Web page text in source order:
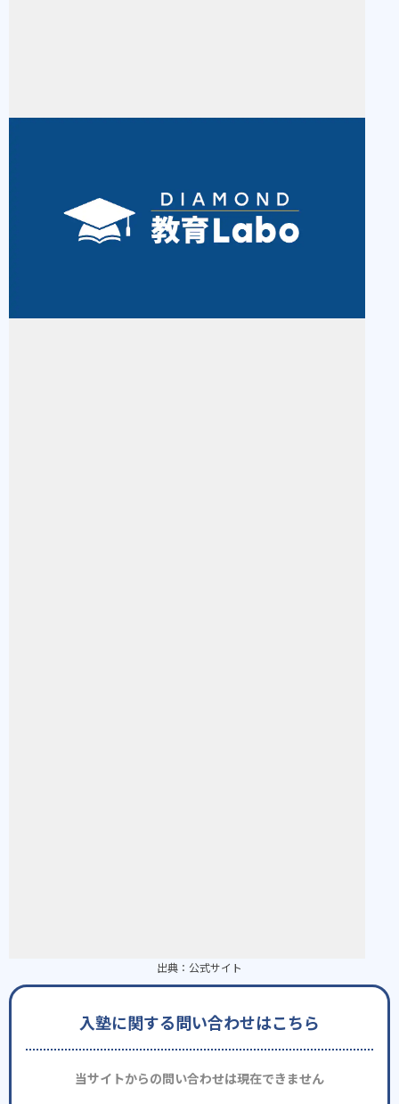
出典： 公式サイト
入塾に関する問い合わせはこちら
当サイトからの問い合わせは現在できません